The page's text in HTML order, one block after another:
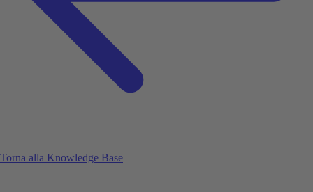
Torna alla Knowledge Base